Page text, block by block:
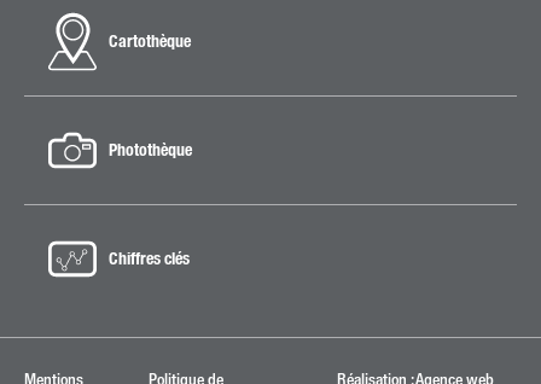
Cartothèque
Photothèque
Chiffres clés
Mentions Politique de Réalisation : Agence web